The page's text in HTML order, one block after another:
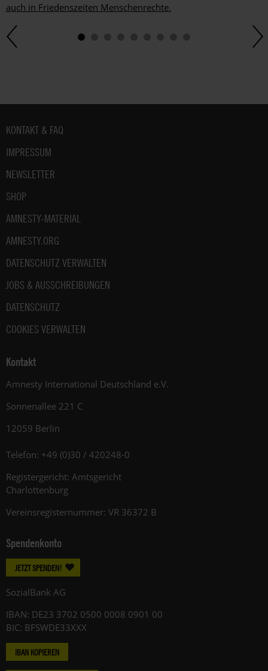
auch in Friedenszeiten Menschenrechte.
Fußbereich
KONTAKT & FAQ
IMPRESSUM
NEWSLETTER
SHOP
AMNESTY-MATERIAL
AMNESTY.ORG
DATENSCHUTZ VERWALTEN
JOBS & AUSSCHREIBUNGEN
DATENSCHUTZ
COOKIES VERWALTEN
Kontakt
Amnesty International Deutschland e.V.
Sonnenallee 221 C
12059 Berlin
Telefon: +49 (0)30 / 420248-0
Registergericht: Amtsgericht
Charlottenburg
Vereinsregisternummer: VR 36372 B
Spendenkonto
JETZT SPENDEN!
SozialBank AG
IBAN: DE23 3702 0500 0008 0901 00
BIC: BFSWDE33XXX
IBAN KOPIEREN